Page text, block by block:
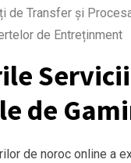
de Transfer și
de Entreținment
de
de noroc online a